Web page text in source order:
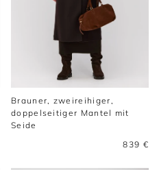
Brauner, zweireihiger,
doppelseitiger Mantel mit
Seide
839 €